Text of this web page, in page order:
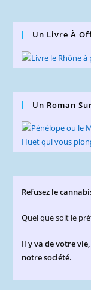
Un Livre À
Un Roman
Refusez le
Quel que soit le
Il y va de votre
notre société.